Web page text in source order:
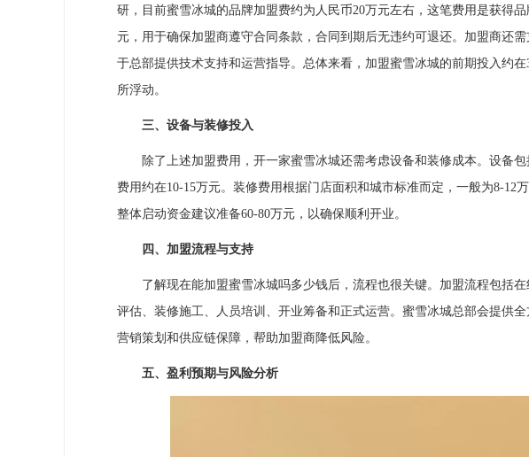
研，目前蜜雪冰城的品牌加盟费约为人民币20万元左右，这笔费用是获得
元，用于确保加盟商遵守合同条款，合同到期后无违约可退还。加盟商还
于总部提供技术支持和运营指导。总体来看，加盟蜜雪冰城的前期投入约
所浮动。
三、设备与装修投入
除了上述加盟费用，开一家蜜雪冰城还需考虑设备和装修成本。设备包
费用约在10-15万元。装修费用根据门店面积和城市标准而定，一般为8-12
整体启动资金建议准备60-80万元，以确保顺利开业。
四、加盟流程与支持
了解现在能加盟蜜雪冰城吗多少钱后，流程也很关键。加盟流程包括在
评估、装修施工、人员培训、开业筹备和正式运营。蜜雪冰城总部会提供
营销策划和供应链保障，帮助加盟商降低风险。
五、盈利预期与风险分析